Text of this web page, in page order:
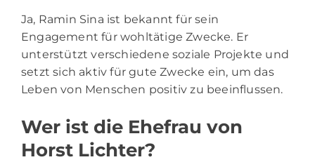
Ja, Ramin Sina ist bekannt für sein
Engagement für wohltätige Zwecke. Er
unterstützt verschiedene soziale Projekte und
setzt sich aktiv für gute Zwecke ein, um das
Leben von Menschen positiv zu beeinflussen.
Wer ist die Ehefrau von
Horst Lichter?